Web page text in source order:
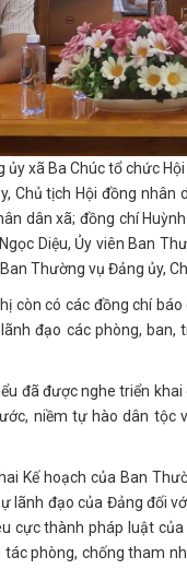
xã Ba Chúc tổ chức Hội
Chủ tịch Hội đồng
dân xã; đồng chí
Diệu, Ủy viên Ban
Thường vụ Đảng ủy,
có các đồng chí báo
đạo các phòng,
đã được nghe triển khai
niềm tự hào dân tộc
Kế hoạch của Ban
lãnh đạo của Đảng đối
cực thành pháp luật
tác phòng, chống tham